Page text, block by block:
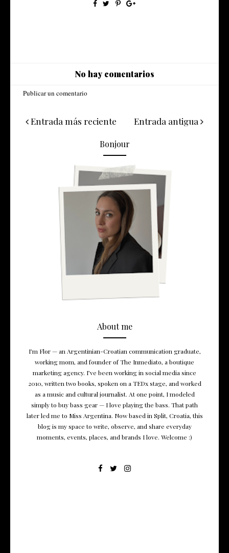
No hay comentarios
Publicar un comentario
Entrada más reciente Entrada antigua
Bonjour
About me
I’m Flor — an Argentinian-Croatian communication graduate,
working mom, and founder of The Inmediato, a boutique
marketing agency. I’ve been working in social media since
2010, written two books, spoken on a TEDx stage, and worked
as a music and cultural journalist. At one point, I modeled
simply to buy bass gear — I love playing the bass. That path
later led me to Miss Argentina. Now based in Split, Croatia, this
blog is my space to write, observe, and share everyday
moments, events, places, and brands I love. Welcome :)